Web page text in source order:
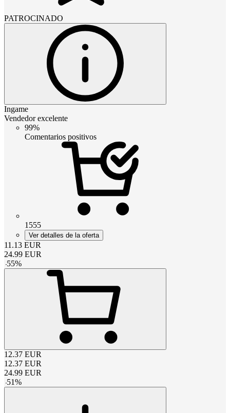
PATROCINADO
Ingame
Vendedor excelente
99%
Comentarios positivos
1555
Ver detalles de la oferta
11.13 EUR
24.99 EUR
-55%
12.37 EUR
12.37 EUR
24.99 EUR
-51%